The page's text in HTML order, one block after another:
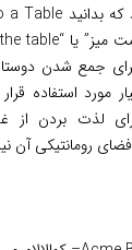
جمع شدن
مورد استفاده
لذت بردن از
رومانتیکی آن